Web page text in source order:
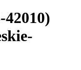
42010)